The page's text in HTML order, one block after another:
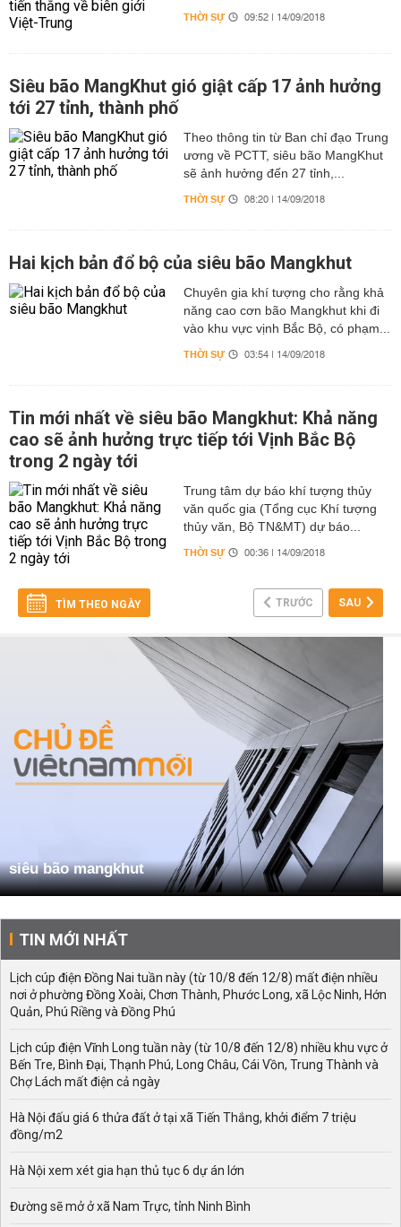
THỜI SỰ 09:52 | 14/09/2018
Siêu bão MangKhut gió giật cấp 17 ảnh hưởng
tới 27 tỉnh, thành phố
Theo thông tin từ Ban chỉ đạo Trung
ương về PCTT, siêu bão MangKhut
sẽ ảnh hưởng đến 27 tỉnh,...
THỜI SỰ 08:20 | 14/09/2018
Hai kịch bản đổ bộ của siêu bão Mangkhut
Chuyên gia khí tượng cho rằng khả
năng cao cơn bão Mangkhut khi đi
vào khu vực vịnh Bắc Bộ, có phạm...
THỜI SỰ 03:54 | 14/09/2018
Tin mới nhất về siêu bão Mangkhut: Khả năng
cao sẽ ảnh hưởng trực tiếp tới Vịnh Bắc Bộ
trong 2 ngày tới
Trung tâm dự báo khí tượng thủy
văn quốc gia (Tổng cục Khí tượng
thủy văn, Bộ TN&MT) dự báo...
THỜI SỰ 00:36 | 14/09/2018
TÌM THEO NGÀY TRƯỚC SAU
siêu bão mangkhut
TIN MỚI NHẤT
Lịch cúp điện Đồng Nai tuần này (từ 10/8 đến 12/8) mất điện nhiều
nơi ở phường Đồng Xoài, Chơn Thành, Phước Long, xã Lộc Ninh, Hớn
Quản, Phú Riềng và Đồng Phú
Lịch cúp điện Vĩnh Long tuần này (từ 10/8 đến 12/8) nhiều khu vực ở
Bến Tre, Bình Đại, Thạnh Phú, Long Châu, Cái Vồn, Trung Thành và
Chợ Lách mất điện cả ngày
Hà Nội đấu giá 6 thửa đất ở tại xã Tiến Thắng, khởi điểm 7 triệu
đồng/m2
Hà Nội xem xét gia hạn thủ tục 6 dự án lớn
Đường sẽ mở ở xã Nam Trực, tỉnh Ninh Bình